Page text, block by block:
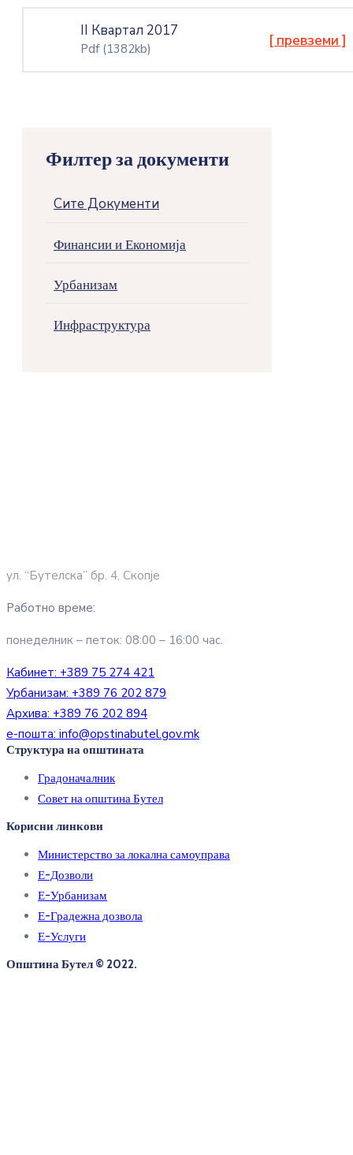
Филтер за документи
Сите Документи
Финансии и Економија
Урбанизам
Инфраструктура
II Квартал 2017
Pdf (1382kb) [ превземи ]
ул. “Бутелска” бр. 4, Скопје
Работно време:
понеделник – петок: 08:00 – 16:00 час.
Кабинет: +389 75 274 421
Урбанизам: +389 76 202 879
Архива: +389 76 202 894
е-пошта: info@opstinabutel.gov.mk
Структура на општината
Градоначалник
Совет на општина Бутел
Корисни линкови
Министерство за локална самоуправа
Е-Дозволи
Е-Урбанизам
Е-Градежна дозвола
Е-Услуги
Општина Бутел © 2022.